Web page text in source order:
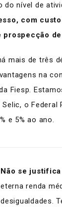
do nível de
com
prospecção
mais de três
na
Fiesp.
o
e 5% ao ano.
Não se
eterna renda
desigualdades.